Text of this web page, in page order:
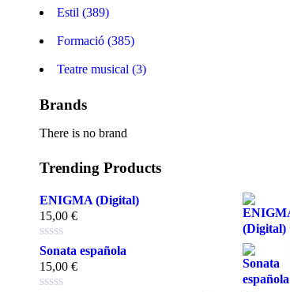
Estil (389)
Formació (385)
Teatre musical (3)
Brands
There is no brand
Trending Products
ENIGMA (Digital)
15,00 €
Sonata española
15,00 €